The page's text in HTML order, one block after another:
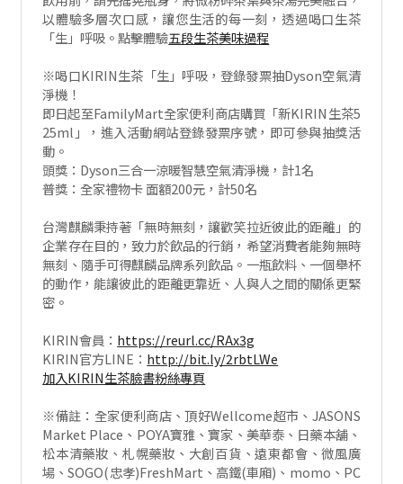
以體驗多層次口感，讓您生活的每一刻，透過喝口生茶
「生」呼吸。點擊體驗五段生茶美味過程
※喝口KIRIN生茶「生」呼吸，登錄發票抽Dyson空氣清
淨機！
即日起至FamilyMart全家便利商店購買「新KIRIN生茶5
25ml」，進入活動網站登錄發票序號，即可參與抽獎活
動。
頭獎：Dyson三合一涼暖智慧空氣清淨機，計1名
普獎：全家禮物卡 面額200元，計50名
台灣麒麟秉持著「無時無刻，讓歡笑拉近彼此的距離」的
企業存在目的，致力於飲品的行銷，希望消費者能夠無時
無刻、隨手可得麒麟品牌系列飲品。一瓶飲料、一個舉杯
的動作，能讓彼此的距離更靠近、人與人之間的關係更緊
密。
KIRIN會員： https://reurl.cc/RAx3g
KIRIN官方LINE： http://bit.ly/2rbtLWe
加入KIRIN生茶臉書粉絲專頁
※備註：全家便利商店、頂好Wellcome超市、JASONS
Market Place、POYA寶雅、寶家、美華泰、日藥本舖、
松本清藥妝、札幌藥妝、大創百貨、遠東都會、微風廣
場、SOGO(忠孝)FreshMart、高鐵(車廂)、momo、PC